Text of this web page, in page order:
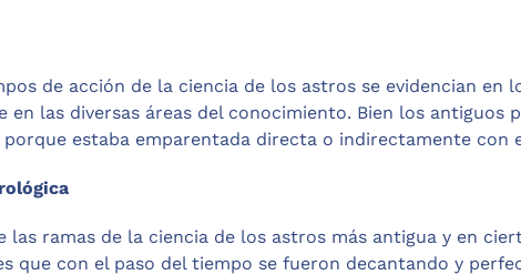
de acción de la ciencia de los astros se evidencian en
en las diversas áreas del conocimiento. Bien los antiguos
estaba emparentada directa o indirectamente con
las ramas de la ciencia de los astros más antigua y en
que con el paso del tiempo se fueron decantando y